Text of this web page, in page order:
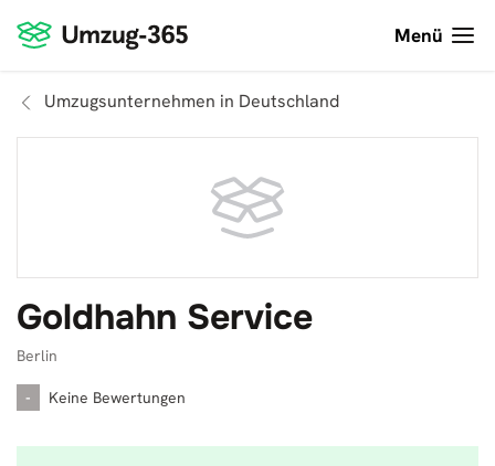
Menü
Umzugsunternehmen in Deutschland
Goldhahn Service
Berlin
- Keine Bewertungen